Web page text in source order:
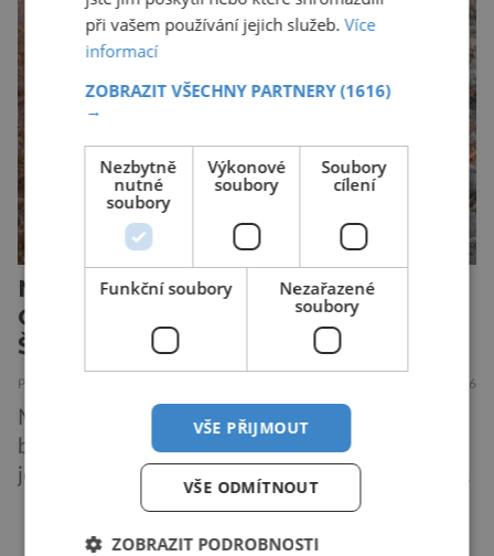
zajímavější. Rostliny totiž dokážou své okolí
vnímat prostřednictvím mechanických podnětů
a samy také vydávají zvuky […]
Nejodvážnější zvíře podle
Guinnessovy knihy rekordů?
Šelmička s pruhem na hřbetě!
PŘÍRODA 5.8.2026
Medojed kapský je lasicovitá šelma, kterou
bychom velikostí mohli přirovnat k českému
jezevci. Je extrémně nebojácná, ostatně bývá
označována za nejodvážnější zvíře vůbec. V
této souvislosti je dokonce zapsána do
při vašem používání jejich služeb.Více
informací
ZOBRAZIT VŠECHNY PARTNERY(1616)
→
Nezbytně
nutné
soubory
Výkonové
soubory
Soubory
cílení
Funkční soubory
Nezařazené
soubory
VŠE PŘIJMOUT
VŠE ODMÍTNOUT
ZOBRAZIT PODROBNOSTI